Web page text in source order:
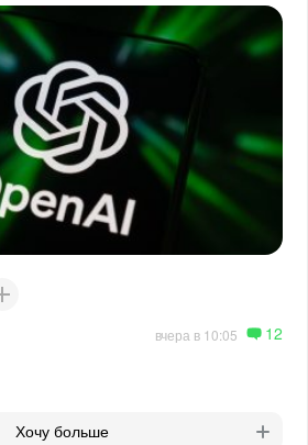
вчера в 10:05 12
Хочу больше